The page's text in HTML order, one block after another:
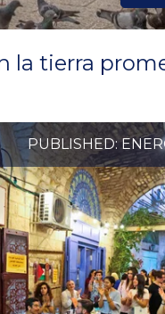
la tierra
PUBLISHED: